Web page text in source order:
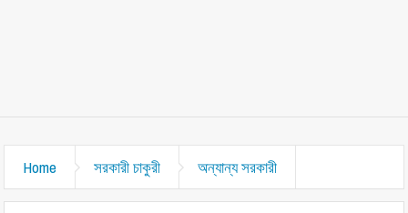
Home সরকারী চাকুরী অন্যান্য সরকারী